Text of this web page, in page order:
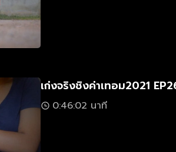
เก่งจริงชิงค่าเทอม2021
0:46:02 นาที